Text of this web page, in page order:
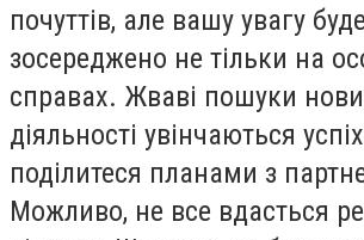
почуттiв, але вашу увагу буде
зосереджено не тiльки на
справах. Жвавi пошуки
дiяльностi увiнчаються
подiлитеся планами з
Можливо, не все вдасться